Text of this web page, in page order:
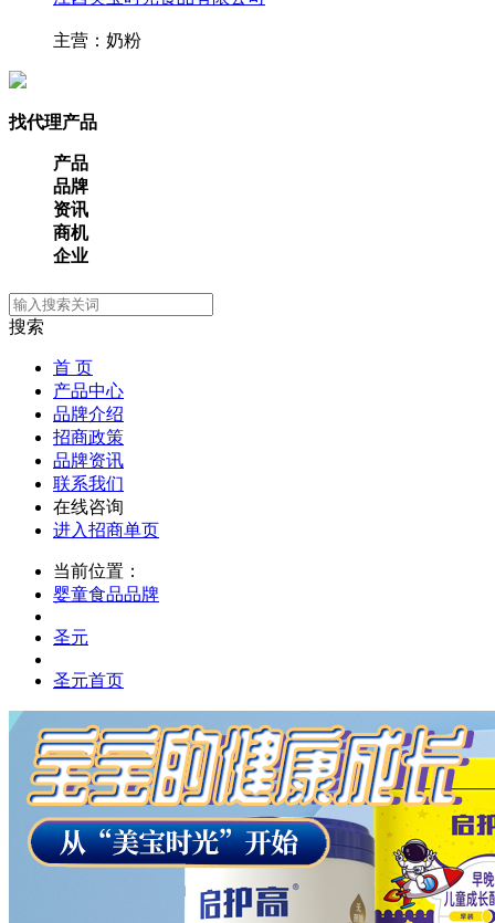
主营：奶粉
找代理产品
产品
品牌
资讯
商机
企业
搜索
首 页
产品中心
品牌介绍
招商政策
品牌资讯
联系我们
在线咨询
进入招商单页
当前位置：
婴童食品品牌
圣元
圣元首页